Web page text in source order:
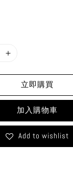
立即購買
加入購物車
Add to wishlist